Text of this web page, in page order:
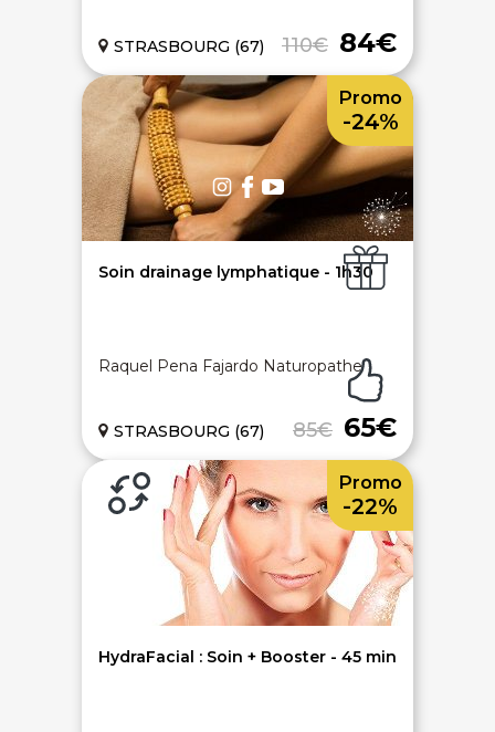
110€ 84€
STRASBOURG (67)
Soin drainage lymphatique - 1h30
Raquel Pena Fajardo Naturopathe
85€ 65€
STRASBOURG (67)
Promo
-24%
HydraFacial : Soin + Booster - 45 min
Promo
-22%
DEVENIR PARTENAIRE
Proposer mon établissement
Témoignages partenaires
RECRUTEMENT
Ouvrir une agence LeBienEtre.fr
94% de satisfaits
Échange 1 an
LIENS UTILES
Nos 5 engagements qualité